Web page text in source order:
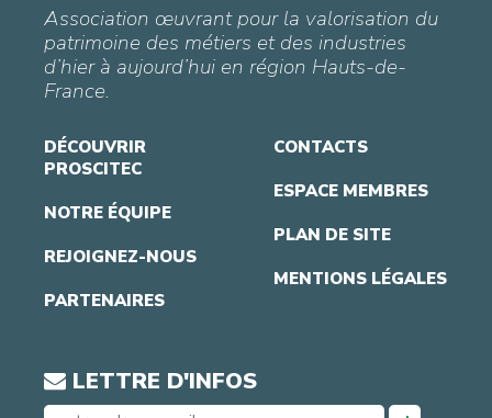
Association œuvrant pour la valorisation du
patrimoine des métiers et des industries
d’hier à aujourd’hui en région Hauts-de-
France.
DÉCOUVRIR
PROSCITEC
NOTRE ÉQUIPE
REJOIGNEZ-NOUS
PARTENAIRES
CONTACTS
ESPACE MEMBRES
PLAN DE SITE
MENTIONS LÉGALES
LETTRE D'INFOS